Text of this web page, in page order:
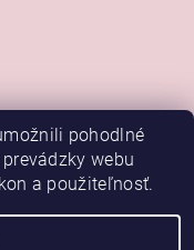
pohodlné
webu
a použiteľnosť.